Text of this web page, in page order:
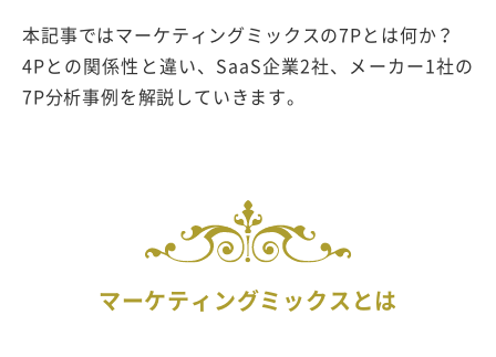
本記事ではマーケティングミックスの7Pとは何か？
4Pとの関係性と違い、SaaS企業2社、メーカー1社の
7P分析事例を解説していきます。
マーケティングミックスとは